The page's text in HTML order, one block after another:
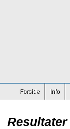
Forside Info
Resultater